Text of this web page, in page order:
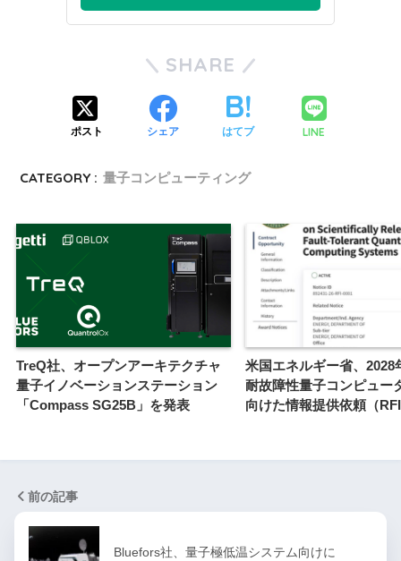
SHARE
ポスト シェア はてブ LINE
CATEGORY : 量子コンピューティング
TreQ社、オープンアーキテクチャ
量子イノベーションステーション
「Compass SG25B」を発表
米国エネルギー省、2028
耐故障性量子コンピュー
向けた情報提供依頼（
前の記事
Bluefors社、量子極低温システム向けに